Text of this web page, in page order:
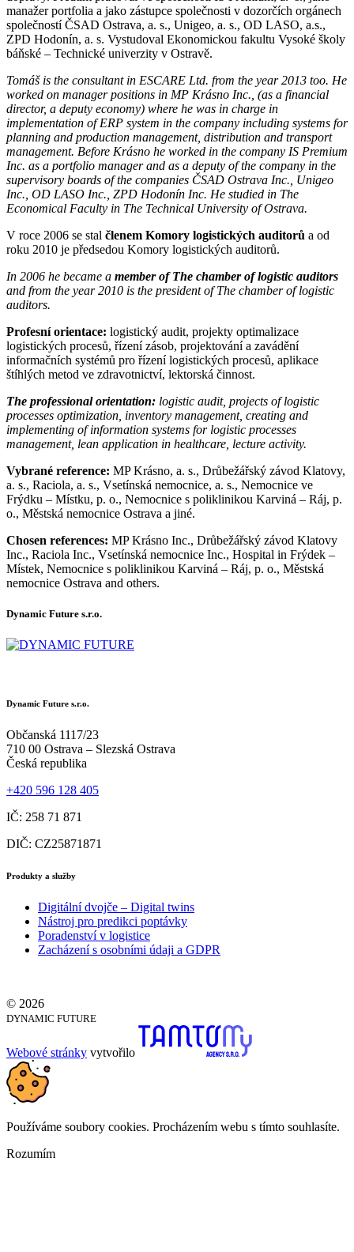
manažer portfolia a jako zástupce společnosti v dozorčích orgánech
společností ČSAD Ostrava, a. s., Unigeo, a. s., OD LASO, a.s.,
ZPD Hodonín, a. s. Vystudoval Ekonomickou fakultu Vysoké školy
báňské – Technické univerzity v Ostravě.
Tomáš is the consultant in ESCARE Ltd. from the year 2013 too. He
worked on manager positions in MP Krásno Inc., (as a financial
director, a deputy economy) where he was in charge in
implementation of ERP system in the company including systems for
planning and production management, distribution and transport
management. Before Krásno he worked in the company IS Premium
Inc. as a portfolio manager and as a deputy of the company in the
supervisory boards of the companies ČSAD Ostrava Inc., Unigeo
Inc., OD LASO Inc., ZPD Hodonín Inc. He studied in The
Economical Faculty in The Technical University of Ostrava.
V roce 2006 se stal členem Komory logistických auditorů a od
roku 2010 je předsedou Komory logistických auditorů.
In 2006 he became a member of The chamber of logistic auditors
and from the year 2010 is the president of The chamber of logistic
auditors.
Profesní orientace: logistický audit, projekty optimalizace
logistických procesů, řízení zásob, projektování a zavádění
informačních systémů pro řízení logistických procesů, aplikace
štíhlých metod ve zdravotnictví, lektorská činnost.
The professional orientation: logistic audit, projects of logistic
processes optimization, inventory management, creating and
implementing of information systems for logistic processes
management, lean application in healthcare, lecture activity.
Vybrané reference: MP Krásno, a. s., Drůbežářský závod Klatovy,
a. s., Raciola, a. s., Vsetínská nemocnice, a. s., Nemocnice ve
Frýdku – Místku, p. o., Nemocnice s poliklinikou Karviná – Ráj, p.
o., Městská nemocnice Ostrava a jiné.
Chosen references: MP Krásno Inc., Drůbežářský závod Klatovy
Inc., Raciola Inc., Vsetínská nemocnice Inc., Hospital in Frýdek –
Místek, Nemocnice s poliklinikou Karviná – Ráj, p. o., Městská
nemocnice Ostrava and others.
Dynamic Future s.r.o.
Dynamic Future s.r.o.
Občanská 1117/23
710 00 Ostrava – Slezská Ostrava
Česká republika
+420 596 128 405
IČ: 258 71 871
DIČ: CZ25871871
Produkty a služby
Digitální dvojče – Digital twins
Nástroj pro predikci poptávky
Poradenství v logistice
Zacházení s osobními údaji a GDPR
© 2026
DYNAMIC FUTURE
Webové stránky vytvořilo
Používáme soubory cookies. Procházením webu s tímto souhlasíte.
Rozumím